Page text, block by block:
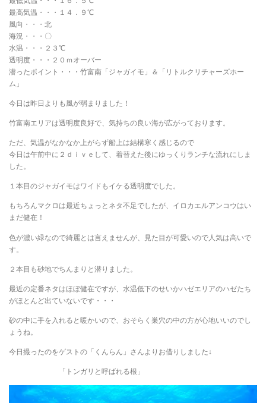
最高気温・・・１４．９℃
風向・・・北
海況・・・〇
水温・・・２３℃
透明度・・・２０ｍオーバー
潜ったポイント・・・竹富南「ジャガイモ」＆「リトルクリチャーズホー
ム」
今日は昨日よりも風が弱まりました！
竹富南エリアは透明度良好で、気持ちの良い海が広がっております。
ただ、気温がなかなか上がらず船上は結構寒く感じるので
今日は午前中に２ｄｉｖｅして、着替えた後にゆっくりランチな流れにしま
した。
１本目のジャガイモはワイドもイケる透明度でした。
もちろんマクロは最近ちょっとネタ不足でしたが、イロカエルアンコウはい
まだ健在！
色が濃い緑なので綺麗とは言えませんが、見た目が可愛いので人気は高いで
す。
２本目も砂地でちんまりと潜りました。
最近の定番ネタはほぼ健在ですが、水温低下のせいかハゼエリアのハゼたち
がほとんど出ていないです・・・
砂の中に手を入れると暖かいので、おそらく巣穴の中の方が心地いいのでし
ょうね。
今日撮ったのをゲストの「くんらん」さんよりお借りしました↓
「トンガリと呼ばれる根」